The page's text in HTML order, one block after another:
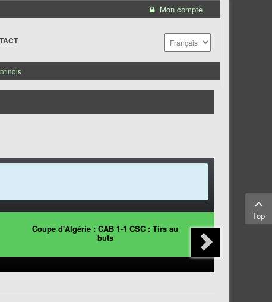
Mon compte
Coupe d'Algérie : CAB 1-1 CSC : Tirs au
buts
Top